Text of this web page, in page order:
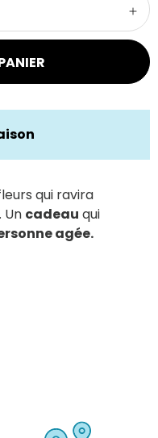
qui ravira
Un cadeau qui
agée.